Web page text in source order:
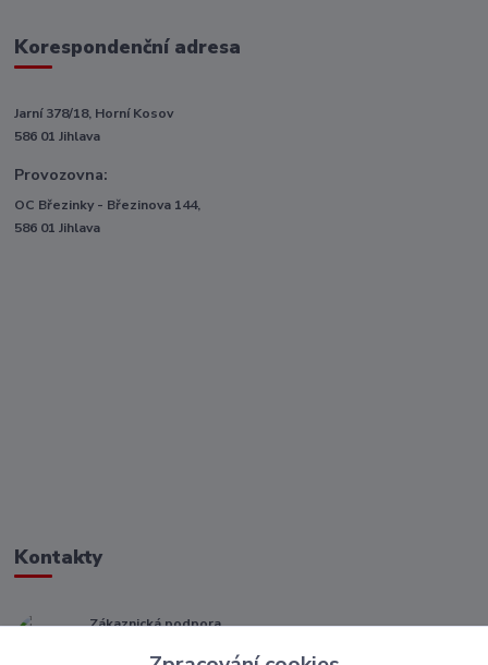
Korespondenční adresa
Jarní 378/18, Horní Kosov
586 01 Jihlava
Provozovna:
OC Březinky - Březinova 144,
586 01 Jihlava
Kontakty
Zákaznická podpora